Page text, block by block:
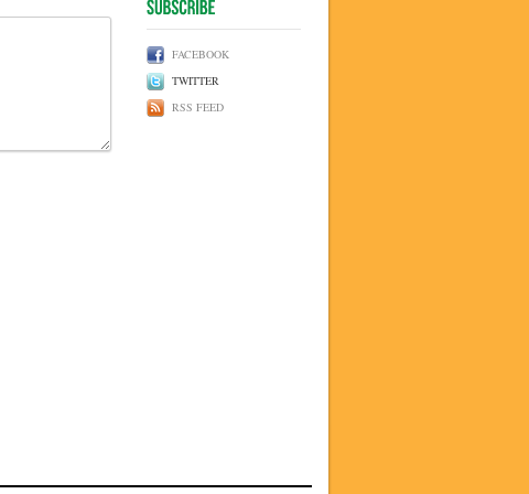
FACEBOOK
TWITTER
RSS FEED